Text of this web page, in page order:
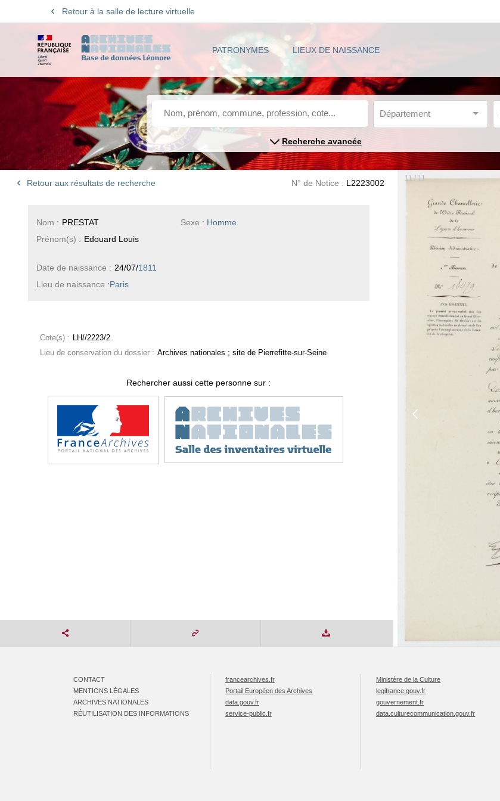
Retour à la salle de lecture virtuelle
PATRONYMES LIEUX DE NAISSANCE
Département
Recherche avancée
Retour aux résultats de recherche N° de Notice : L2223002
Sexe : Homme
Nom : PRESTAT
Prénom(s) : Edouard Louis
Date de naissance : 24/07/1811
Lieu de naissance :Paris
Cote(s) : LH//2223/2
Lieu de conservation du dossier : Archives nationales ; site de Pierrefitte-sur-Seine
Rechercher aussi cette personne sur :
11 / 11
CONTACT
MENTIONS LÉGALES
ARCHIVES NATIONALES
RÉUTILISATION DES INFORMATIONS
francearchives.fr
Portail Européen des Archives
data.gouv.fr
service-public.fr
Ministère de la Culture
legifrance.gouv.fr
gouvernement.fr
data.culturecommunication.gouv.fr